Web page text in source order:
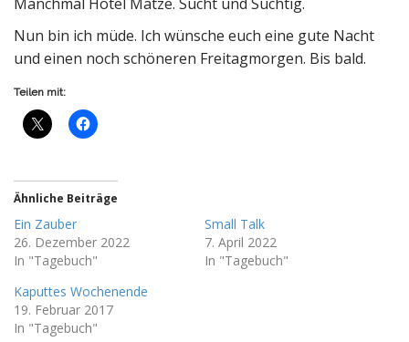
Nun bin ich müde. Ich wünsche euch eine gute Nacht
und einen noch schöneren Freitagmorgen. Bis bald.
Teilen mit:
Ähnliche Beiträge
Ein Zauber
26. Dezember 2022
In "Tagebuch"
Small Talk
7. April 2022
In "Tagebuch"
Kaputtes Wochenende
19. Februar 2017
In "Tagebuch"